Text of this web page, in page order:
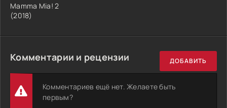
Mamma Mia! 2
(2018)
Комментарии и рецензии ДОБАВИТЬ
Комментариев ещё нет. Желаете быть
первым?